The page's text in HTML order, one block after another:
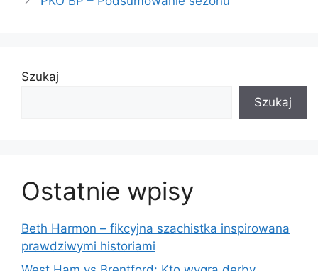
Szukaj
Szukaj
Ostatnie wpisy
Beth Harmon – fikcyjna szachistka inspirowana
prawdziwymi historiami